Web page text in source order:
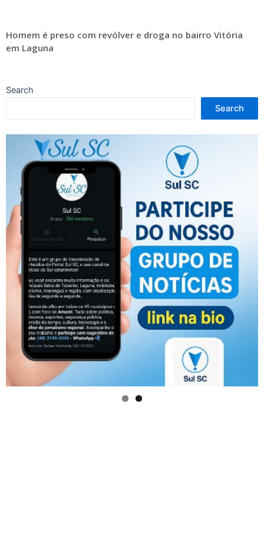
Homem é preso com revólver e droga no bairro Vitória
em Laguna
Search
Search